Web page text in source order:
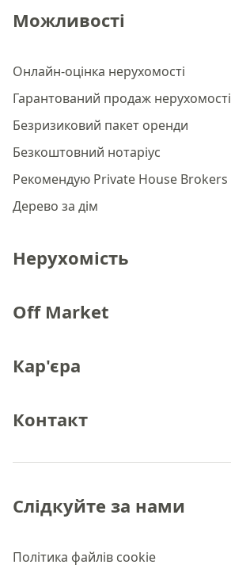
Можливості
Онлайн-оцінка нерухомості
Гарантований продаж нерухомості
Безризиковий пакет оренди
Безкоштовний нотаріус
Рекомендую Private House Brokers
Дерево за дім
Нерухомість
Off Market
Кар'єра
Контакт
Політика файлів cookie
Слідкуйте за нами